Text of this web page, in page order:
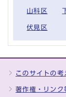
山科区
伏見区
このサイトの考
著作権・リンク